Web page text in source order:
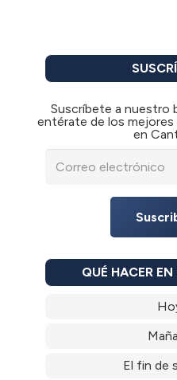
Suscríbete a nuestro
entérate de los
en
QUÉ HACER
El fin de